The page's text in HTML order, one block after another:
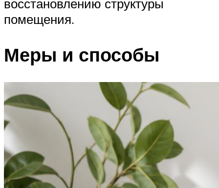
восстановлению структуры
помещения.
Меры и способы